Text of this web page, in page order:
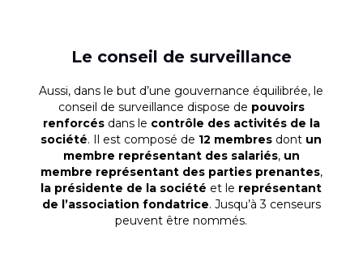
Le conseil de surveillance
Aussi, dans le but d’une gouvernance équilibrée, le
conseil de surveillance dispose de pouvoirs
renforcésdans le contrôle des activités de la
société. Il est composé de 12 membres dont un
membre représentant des salariés,un
membre représentant des parties prenantes,
la présidente de la société et le représentant
de l’association fondatrice. Jusqu’à 3 censeurs
peuvent être nommés.